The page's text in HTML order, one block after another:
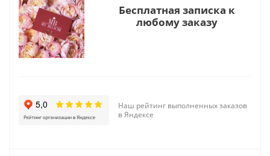
Бесплатная записка к
любому заказу
Наш рейтинг выполненных заказов
в Яндексе